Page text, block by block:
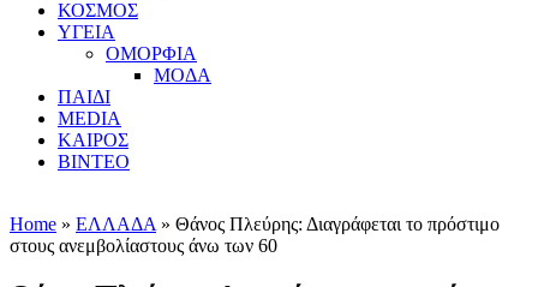
ΚΟΣΜΟΣ
ΥΓΕΙΑ
ΟΜΟΡΦΙΑ
ΜΟΔΑ
ΠΑΙΔΙ
MEDIA
ΚΑΙΡΟΣ
ΒΙΝΤΕΟ
Home » ΕΛΛΑΔΑ » Θάνος Πλεύρης: Διαγράφεται το πρόστιμο
στους ανεμβολίαστους άνω των 60